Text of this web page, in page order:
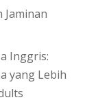
Jaminan
Inggris:
yang Lebih